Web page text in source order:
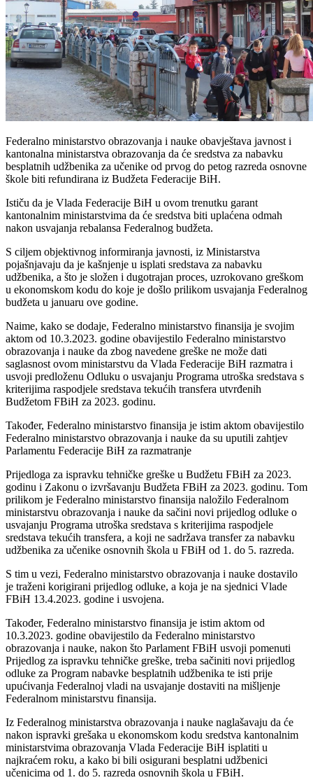
Federalno ministarstvo obrazovanja i nauke obavještava javnost i
kantonalna ministarstva obrazovanja da će sredstva za nabavku
besplatnih udžbenika za učenike od prvog do petog razreda osnovne
škole biti refundirana iz Budžeta Federacije BiH.
Ističu da je Vlada Federacije BiH u ovom trenutku garant
kantonalnim ministarstvima da će sredstva biti uplaćena odmah
nakon usvajanja rebalansa Federalnog budžeta.
S ciljem objektivnog informiranja javnosti, iz Ministarstva
pojašnjavaju da je kašnjenje u isplati sredstava za nabavku
udžbenika, a što je složen i dugotrajan proces, uzrokovano greškom
u ekonomskom kodu do koje je došlo prilikom usvajanja Federalnog
budžeta u januaru ove godine.
Naime, kako se dodaje, Federalno ministarstvo finansija je svojim
aktom od 10.3.2023. godine obavijestilo Federalno ministarstvo
obrazovanja i nauke da zbog navedene greške ne može dati
saglasnost ovom ministarstvu da Vlada Federacije BiH razmatra i
usvoji predloženu Odluku o usvajanju Programa utroška sredstava s
kriterijima raspodjele sredstava tekućih transfera utvrđenih
Budžetom FBiH za 2023. godinu.
Također, Federalno ministarstvo finansija je istim aktom obavijestilo
Federalno ministarstvo obrazovanja i nauke da su uputili zahtjev
Parlamentu Federacije BiH za razmatranje
Prijedloga za ispravku tehničke greške u Budžetu FBiH za 2023.
godinu i Zakonu o izvršavanju Budžeta FBiH za 2023. godinu. Tom
prilikom je Federalno ministarstvo finansija naložilo Federalnom
ministarstvu obrazovanja i nauke da sačini novi prijedlog odluke o
usvajanju Programa utroška sredstava s kriterijima raspodjele
sredstava tekućih transfera, a koji ne sadržava transfer za nabavku
udžbenika za učenike osnovnih škola u FBiH od 1. do 5. razreda.
S tim u vezi, Federalno ministarstvo obrazovanja i nauke dostavilo
je traženi korigirani prijedlog odluke, a koja je na sjednici Vlade
FBiH 13.4.2023. godine i usvojena.
Također, Federalno ministarstvo finansija je istim aktom od
10.3.2023. godine obavijestilo da Federalno ministarstvo
obrazovanja i nauke, nakon što Parlament FBiH usvoji pomenuti
Prijedlog za ispravku tehničke greške, treba sačiniti novi prijedlog
odluke za Program nabavke besplatnih udžbenika te isti prije
upućivanja Federalnoj vladi na usvajanje dostaviti na mišljenje
Federalnom ministarstvu finansija.
Iz Federalnog ministarstva obrazovanja i nauke naglašavaju da će
nakon ispravki grešaka u ekonomskom kodu sredstva kantonalnim
ministarstvima obrazovanja Vlada Federacije BiH isplatiti u
najkraćem roku, a kako bi bili osigurani besplatni udžbenici
učenicima od 1. do 5. razreda osnovnih škola u FBiH.